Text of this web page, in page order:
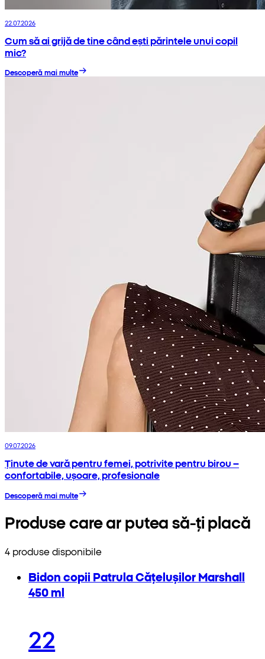
22.07.2026
Cum să ai grijă de tine când ești părintele unui copil
mic?
Descoperă mai multe
09.07.2026
Ținute de vară pentru femei, potrivite pentru birou –
confortabile, ușoare, profesionale
Descoperă mai multe
Produse care ar putea să-ți placă
4 produse disponibile
Bidon copii Patrula Cățelușilor Marshall
450 ml
22